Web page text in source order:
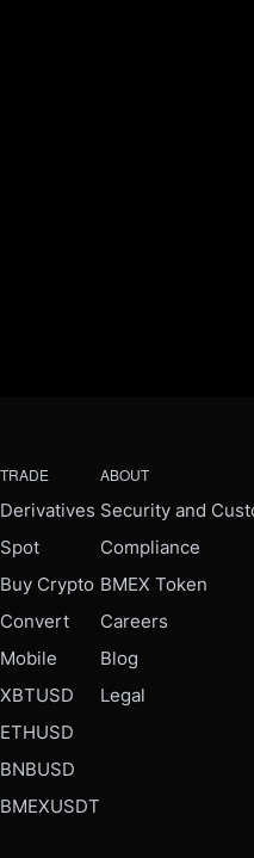
TRADE
Derivatives
Spot
Buy Crypto
Convert
Mobile
XBTUSD
ETHUSD
BNBUSD
BMEXUSDT
ABOUT
Security and
Compliance
BMEX Token
Careers
Blog
Legal